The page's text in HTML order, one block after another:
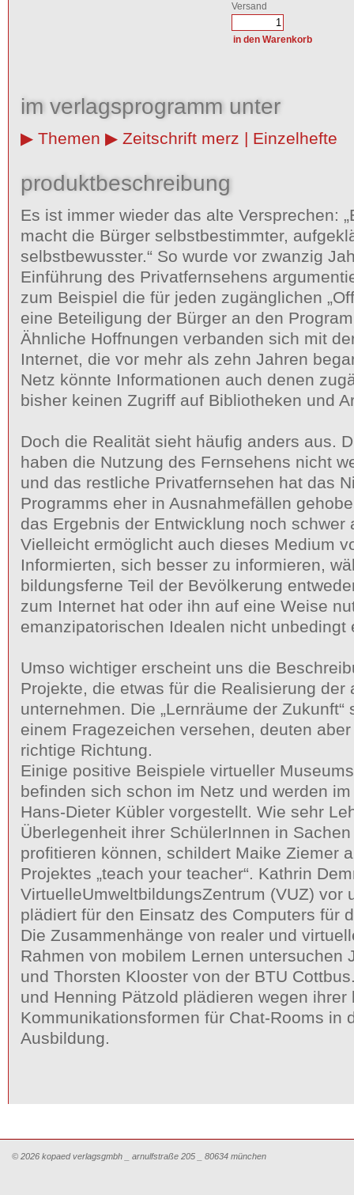
Versand
im verlagsprogramm unter
Themen Zeitschrift merz | Einzelhefte
produktbeschreibung
Es ist immer wieder das alte Versprechen:
macht die Bürger selbstbestimmter,
selbstbewusster.“ So wurde vor zwanzig
Einführung des Privatfernsehens
zum Beispiel die für jeden zugänglichen
eine Beteiligung der Bürger an den
Ähnliche Hoffnungen verbanden sich mit
Internet, die vor mehr als zehn Jahren
Netz könnte Informationen auch denen
bisher keinen Zugriff auf Bibliotheken und
Doch die Realität sieht häufig anders aus.
haben die Nutzung des Fernsehens nicht
und das restliche Privatfernsehen hat das
Programms eher in Ausnahmefällen
das Ergebnis der Entwicklung noch schwer
Vielleicht ermöglicht auch dieses Medium
Informierten, sich besser zu informieren,
bildungsferne Teil der Bevölkerung
zum Internet hat oder ihn auf eine Weise
emanzipatorischen Idealen nicht unbedingt
Umso wichtiger erscheint uns die
Projekte, die etwas für die Realisierung der
unternehmen. Die „Lernräume der Zukunft“
einem Fragezeichen versehen, deuten
richtige Richtung.
Einige positive Beispiele virtueller
befinden sich schon im Netz und werden
Hans-Dieter Kübler vorgestellt. Wie sehr
Überlegenheit ihrer SchülerInnen in
profitieren können, schildert Maike Ziemer
Projektes „teach your teacher“. Kathrin
VirtuelleUmweltbildungsZentrum (VUZ) vor
plädiert für den Einsatz des Computers für
Die Zusammenhänge von realer und
Rahmen von mobilem Lernen untersuchen
und Thorsten Klooster von der BTU
und Henning Pätzold plädieren wegen ihrer
Kommunikationsformen für Chat-Rooms in
Ausbildung.
© 2026 kopaed verlagsgmbh _ arnulfstraße 205 _ 80634 münchen